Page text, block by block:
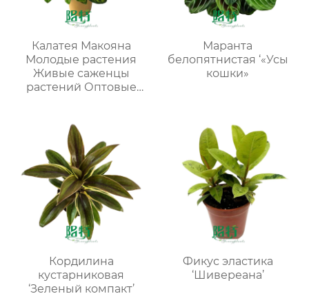
Калатея Макояна
Молодые растения
Живые саженцы
растений Оптовые
Маранта
белопятнистая ‘«Усы
кошки»
Кордилина
кустарниковая
‘Зеленый компакт’
Фикус эластика
‘Шивереана’